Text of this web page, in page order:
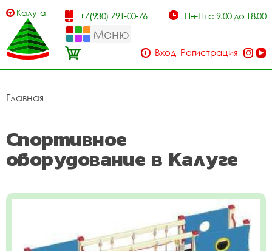
Калуга +7(930) 791-00-76 Пн-Пт с 9.00 до 18.00
Меню
Вход Регистрация
Главная
Спортивное
оборудование в Калуге